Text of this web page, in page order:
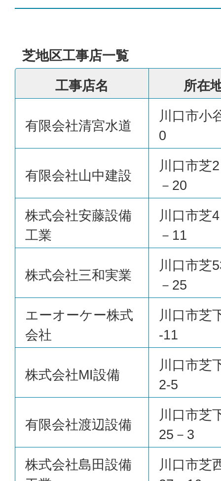
芝地区工事店一覧
工事店名
所在
有限会社清宮水道
川口市小
0
有限会社山中建設
川口市芝
－20
株式会社安藤設備
工業
川口市芝
－11
株式会社三和実業
川口市芝
－25
エーオーケー株式
会社
川口市芝
-11
株式会社MI設備
川口市芝
2-5
有限会社渡辺設備
川口市芝
25－3
株式会社島田設備
川口市芝